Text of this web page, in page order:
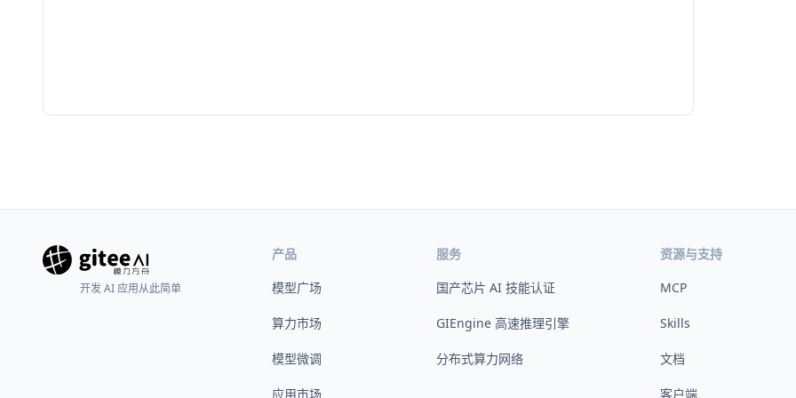
开发 AI 应用从此简单
产品
模型广场
算力市场
模型微调
应用市场
服务
国产芯片 AI 技能认证
GIEngine 高速推理引擎
分布式算力网络
资源与支持
MCP
Skills
文档
客户端